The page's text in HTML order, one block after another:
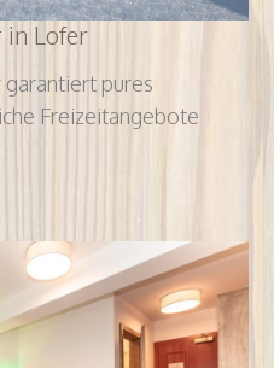
in Lofer
pures
Freizeitangebote